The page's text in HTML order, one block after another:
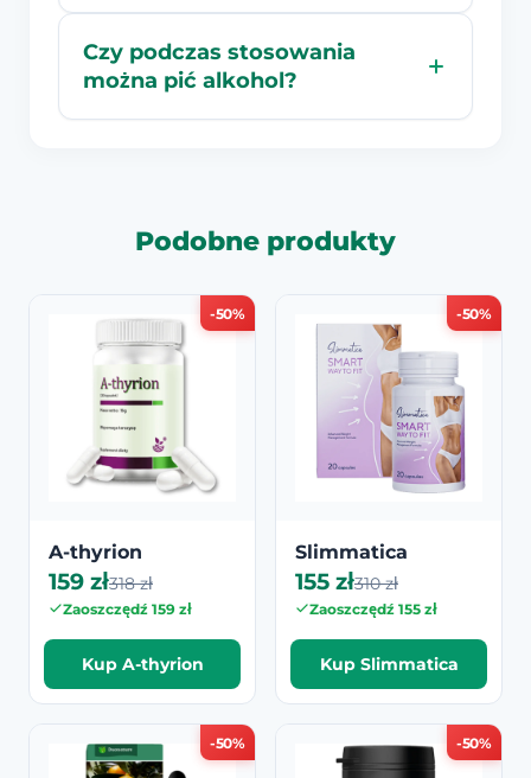
Czy podczas stosowania
można pić alkohol?
Podobne produkty
-50%
A-thyrion
159 zł318 zł
Zaoszczędź 159 zł
Kup A-thyrion
-50%
Slimmatica
155 zł310 zł
Zaoszczędź 155 zł
Kup Slimmatica
-50% -50%